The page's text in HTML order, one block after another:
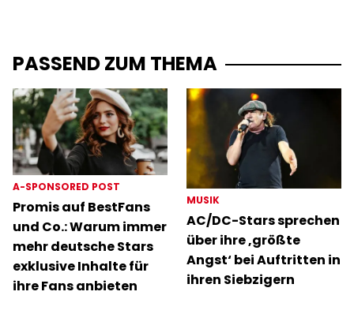
PASSEND ZUM THEMA
A-SPONSORED POST
Promis auf BestFans
und Co.: Warum immer
mehr deutsche Stars
exklusive Inhalte für
ihre Fans anbieten
MUSIK
AC/DC-Stars sprechen
über ihre ‚größte
Angst‘ bei Auftritten in
ihren Siebzigern